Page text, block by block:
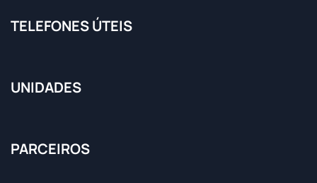
TELEFONES ÚTEIS
UNIDADES
PARCEIROS